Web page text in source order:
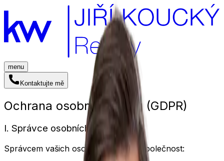
menu
Kontaktujte mě
Ochrana osobních údajů (GDPR)
I. Správce osobních údajů
Správcem vašich osobních údajů je společnost: